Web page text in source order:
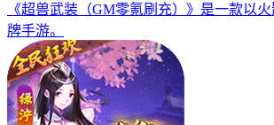
《超兽武装（GM零氪刷充）》是一款以
牌手游。